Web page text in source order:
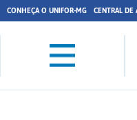
CONHEÇA O UNIFOR-MG CENTRAL